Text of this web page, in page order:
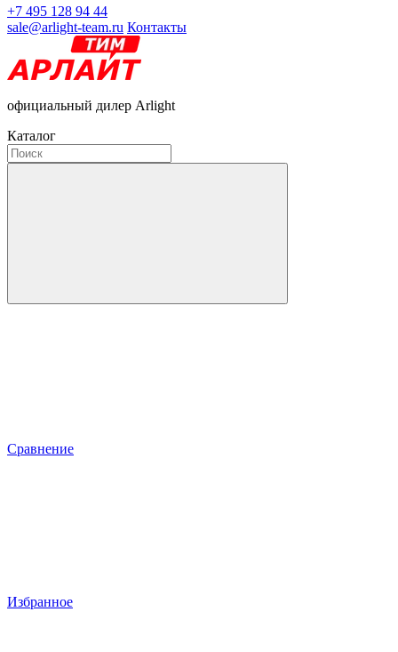
+7 495 128 94 44
sale@arlight-team.ru Контакты
официальный дилер Arlight
Каталог
Сравнение
Избранное